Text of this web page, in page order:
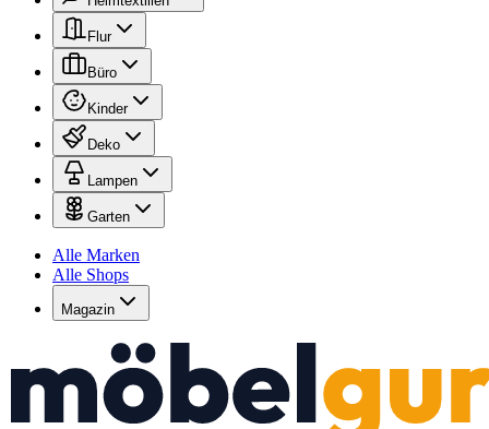
Flur
Büro
Kinder
Deko
Lampen
Garten
Alle Marken
Alle Shops
Magazin